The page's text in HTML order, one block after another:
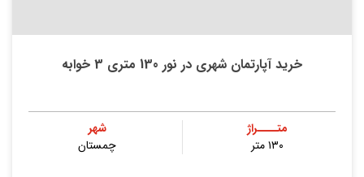
خرید آپارتمان شهری در نور 130 متری 3 خوابه
متــــراژ
۱۳۰ متر
شهر
چمستان